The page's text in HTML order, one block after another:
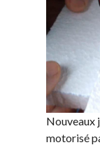
Nouveaux
motorisé